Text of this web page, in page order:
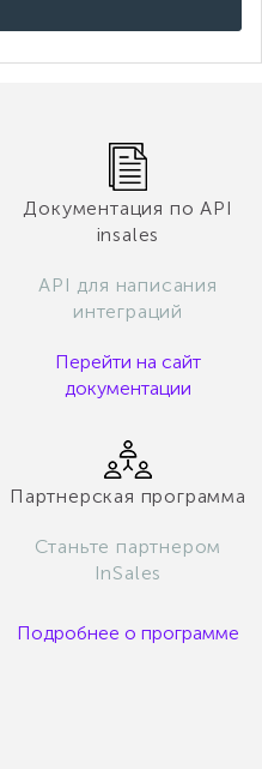
Документация по API
insales
API для написания
интеграций
Перейти на сайт
документации
Партнерская программа
Станьте партнером
InSales
Подробнее о программе